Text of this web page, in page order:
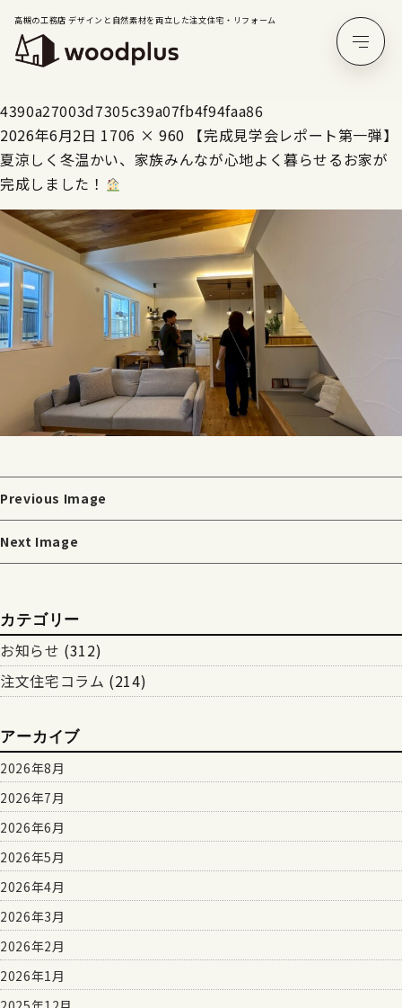
高槻の工務店 デザインと自然素材を両立した注文住宅・リフォーム
4390a27003d7305c39a07fb4f94faa86
2026年6月2日 1706 × 960
【完成見学会レポート第一弾】
夏涼しく冬温かい、家族みんなが心地よく暮らせるお家が
完成しました！
Previous Image
Next Image
カテゴリー
お知らせ (312)
注文住宅コラム (214)
アーカイブ
2026年8月
2026年7月
2026年6月
2026年5月
2026年4月
2026年3月
2026年2月
2026年1月